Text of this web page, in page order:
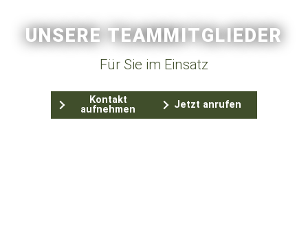
UNSERE TEAMMITGLIEDER
Für Sie im Einsatz
Kontakt
aufnehmen
Jetzt anrufen